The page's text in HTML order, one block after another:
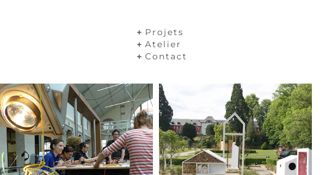
Projets
Atelier
Contact
PARIS 104 / LES INSECTES
ARTIFICIELS
WESSERLING / SI DOUX